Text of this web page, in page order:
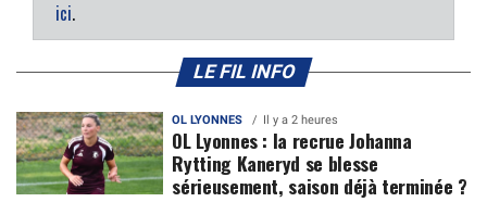
ici.
LE FIL INFO
OL LYONNES Il y a 2 heures
OL Lyonnes : la recrue Johanna
Rytting Kaneryd se blesse
sérieusement, saison déjà terminée ?